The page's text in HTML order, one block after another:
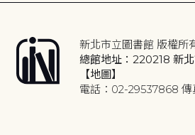
新北市立圖書館 版權所
總館地址：220218 新
【地圖】
電話：02-29537868